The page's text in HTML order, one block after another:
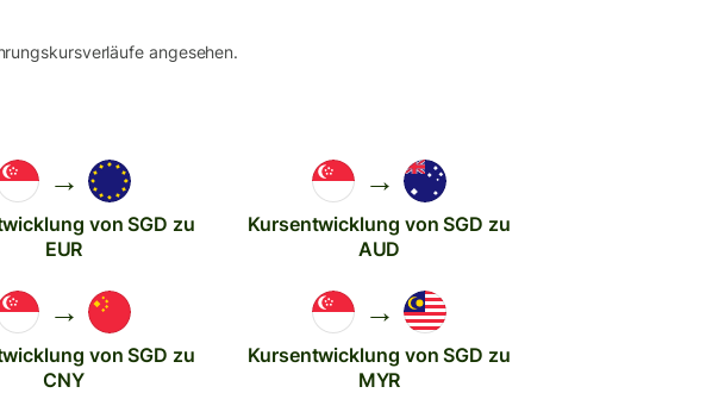
angesehen.
→
von SGD zu
EUR
→
Kursentwicklung von SGD zu
AUD
→
von SGD zu
CNY
→
Kursentwicklung von SGD zu
MYR